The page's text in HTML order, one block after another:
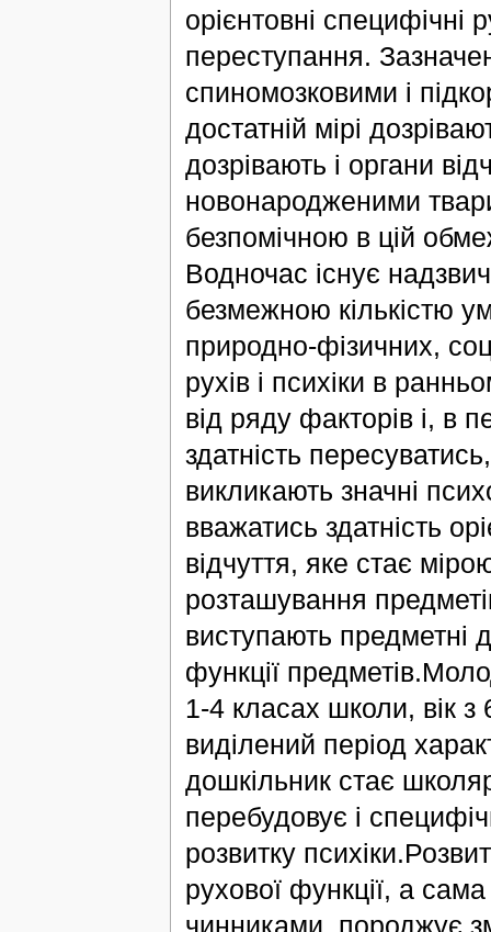
орієнтовні
переступання.
спиномозковими і
достатній мірі
дозрівають і органи
новонародженими
безпомічною в цій
Водночас існує
безмежною кількістю
природно-фізичних,
рухів і психіки в
від ряду факторів і, в
здатність
викликають значні
вважатись здатність
відчуття, яке стає
розташування
виступають предметні
функції
1-4 класах школи, вік
виділений період
дошкільник стає
перебудовує і
розвитку
рухової функції, а
чинниками, породжує